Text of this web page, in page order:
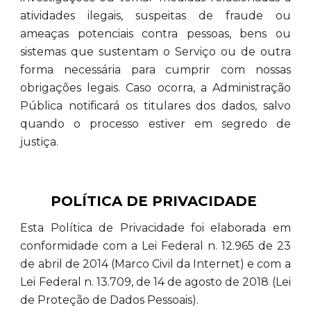
atividades ilegais, suspeitas de fraude ou
ameaças potenciais contra pessoas, bens ou
sistemas que sustentam o Serviço ou de outra
forma necessária para cumprir com nossas
obrigações legais. Caso ocorra, a Administração
Pública notificará os titulares dos dados, salvo
quando o processo estiver em segredo de
justiça.
POLÍTICA DE PRIVACIDADE
Esta Política de Privacidade foi elaborada em
conformidade com a Lei Federal n. 12.965 de 23
de abril de 2014 (Marco Civil da Internet) e com a
Lei Federal n. 13.709, de 14 de agosto de 2018 (Lei
de Proteção de Dados Pessoais).